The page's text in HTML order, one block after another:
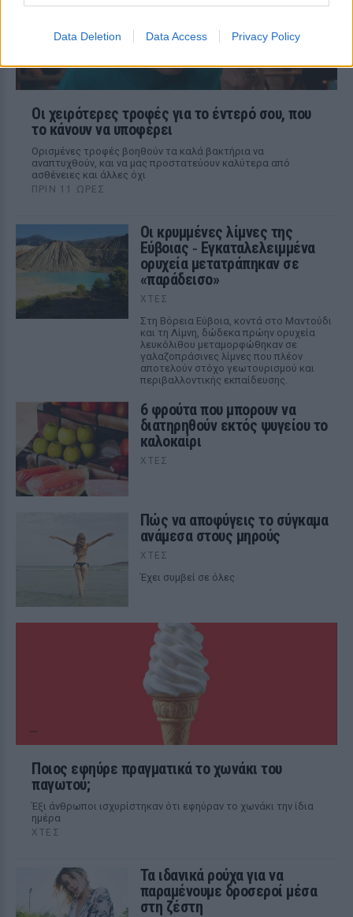
Data Deletion Data Access Privacy Policy
Οι χειρότερες τροφές για το έντερό σου, που
το κάνουν να υποφέρει
Ορισμένες τροφές βοηθούν τα καλά βακτήρια να
αναπτυχθούν, και να μας προστατεύουν καλύτερα από
ασθένειες και άλλες όχι
ΠΡΙΝ 11 ΏΡΕΣ
Οι κρυμμένες λίμνες της
Εύβοιας ‑ Εγκαταλελειμμένα
ορυχεία μετατράπηκαν σε
«παράδεισο»
ΧΤΕΣ
Στη Βόρεια Εύβοια, κοντά στο Μαντούδι
και τη Λίμνη, δώδεκα πρώην ορυχεία
λευκόλιθου μεταμορφώθηκαν σε
γαλαζοπράσινες λίμνες που πλέον
αποτελούν στόχο γεωτουρισμού και
περιβαλλοντικής εκπαίδευσης.
6 φρούτα που μπορουν να
διατηρηθούν εκτός ψυγείου το
καλοκαίρι
ΧΤΕΣ
Πώς να αποφύγεις το σύγκαμα
ανάμεσα στους μηρούς
ΧΤΕΣ
Έχει συμβεί σε όλες
Ποιος εφηύρε πραγματικά το χωνάκι του
παγωτού;
Έξι άνθρωποι ισχυρίστηκαν ότι εφηύραν το χωνάκι την ίδια
ημέρα
ΧΤΕΣ
Τα ιδανικά ρούχα για να
παραμένουμε δροσεροί μέσα
στη ζέστη